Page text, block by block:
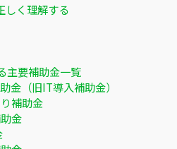
しく理解する
主要補助金一覧
金（旧IT導入補助金）
補助金
金